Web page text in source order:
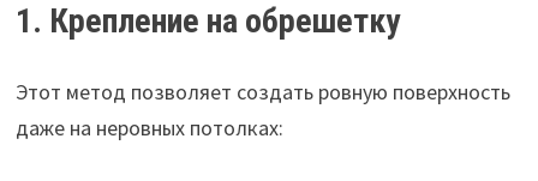
1. Крепление на обрешетку
Этот метод позволяет создать ровную поверхность
даже на неровных потолках: